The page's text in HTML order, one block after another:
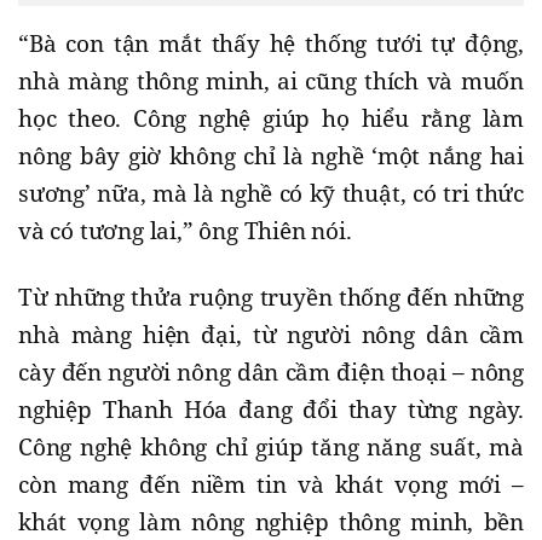
“Bà con tận mắt thấy hệ thống tưới tự động,
nhà màng thông minh, ai cũng thích và muốn
học theo. Công nghệ giúp họ hiểu rằng làm
nông bây giờ không chỉ là nghề ‘một nắng hai
sương’ nữa, mà là nghề có kỹ thuật, có tri thức
và có tương lai,” ông Thiên nói.
Từ những thửa ruộng truyền thống đến những
nhà màng hiện đại, từ người nông dân cầm
cày đến người nông dân cầm điện thoại – nông
nghiệp Thanh Hóa đang đổi thay từng ngày.
Công nghệ không chỉ giúp tăng năng suất, mà
còn mang đến niềm tin và khát vọng mới –
khát vọng làm nông nghiệp thông minh, bền